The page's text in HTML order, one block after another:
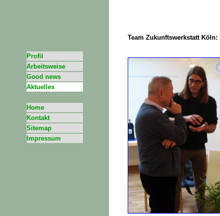
Profil
Arbeitsweise
Good news
Aktuelles
Home
Kontakt
Sitemap
Impressum
Team Zukunftswerkstatt Köln: